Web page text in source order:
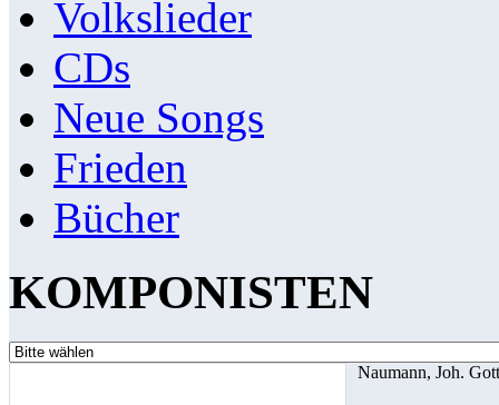
Volkslieder
CDs
Neue Songs
Frieden
Bücher
KOMPONISTEN
Naumann, Joh.